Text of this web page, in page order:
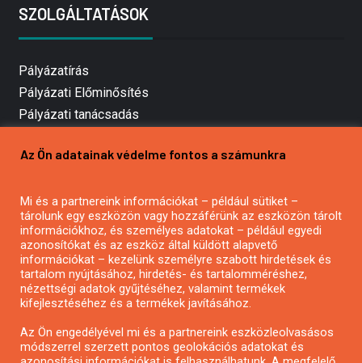
SZOLGÁLTATÁSOK
Pályázatírás
Pályázati Előminősítés
Pályázati tanácsadás
Mezőgazdasági pályázatírás
Pályázatírás civil szervezeteknek
Pályázatírás önkormányzatoknak
Pályázatfigyelés
Specifikus pályázatfigyelés vagy hírlevél
Az Ön adatainak védelme fontos a számunkra
Mi és a partnereink információkat – például sütiket –
tárolunk egy eszközön vagy hozzáférünk az eszközön tárolt
információkhoz, és személyes adatokat – például egyedi
azonosítókat és az eszköz által küldött alapvető
információkat – kezelünk személyre szabott hirdetések és
tartalom nyújtásához, hirdetés- és tartalomméréshez,
nézettségi adatok gyűjtéséhez, valamint termékek
kifejlesztéséhez és a termékek javításához.
Az Ön engedélyével mi és a partnereink eszközleolvasásos
módszerrel szerzett pontos geolokációs adatokat és